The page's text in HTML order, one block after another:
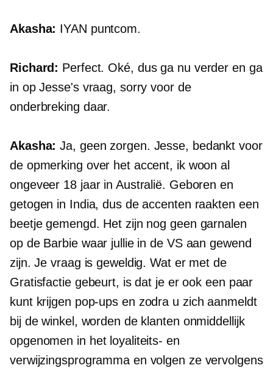
Akasha: IYAN puntcom.
Richard: Perfect. Oké, dus ga nu verder en ga
in op Jesse's vraag, sorry voor de
onderbreking daar.
Akasha: Ja, geen zorgen. Jesse, bedankt voor
de opmerking over het accent, ik woon al
ongeveer 18 jaar in Australië. Geboren en
getogen in India, dus de accenten raakten een
beetje gemengd. Het zijn nog geen garnalen
op de Barbie waar jullie in de VS aan gewend
zijn. Je vraag is geweldig. Wat er met de
Gratisfactie gebeurt, is dat je er ook een paar
kunt krijgen pop-ups en zodra u zich aanmeldt
bij de winkel, worden de klanten onmiddellijk
opgenomen in het loyaliteits- en
verwijzingsprogramma en volgen ze vervolgens